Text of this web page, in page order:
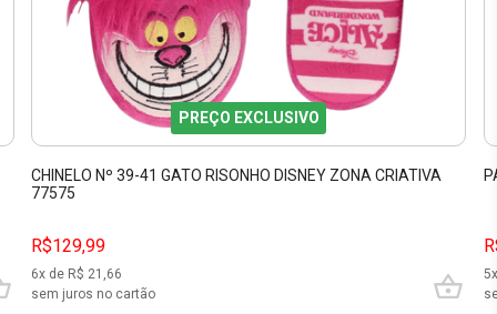
PREÇO EXCLUSIVO
CHINELO Nº 39-41 GATO RISONHO DISNEY ZONA CRIATIVA
77575
R$129,99
6x de R$ 21,66
sem juros no cartão
5